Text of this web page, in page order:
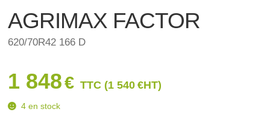
AGRIMAX FACTOR
620/70R42 166 D
1 848€ TTC (1 540 €HT)
4 en stock